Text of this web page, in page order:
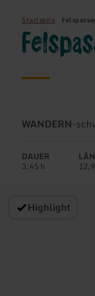
Startseite
Art
Tour:
WANDERN-
DAUER
3:45 h
Highlight